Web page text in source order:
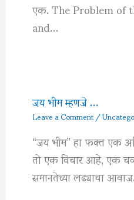
एक. The Problem of
and…
जय भीम म्हणजे …
Leave a Comment/
“जय भीम” हा फक्त एक
तो एक विचार आहे,
समानतेच्या लढ्याचा